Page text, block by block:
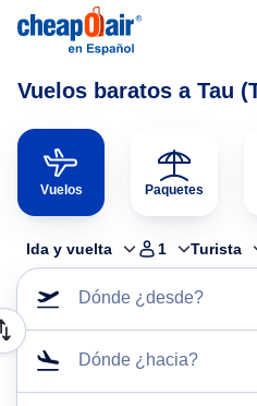
Vuelos baratos a Tau
Vuelos Paquetes
Ida y vuelta 1 Turista
Dónde ¿desde?
Dónde ¿hacia?